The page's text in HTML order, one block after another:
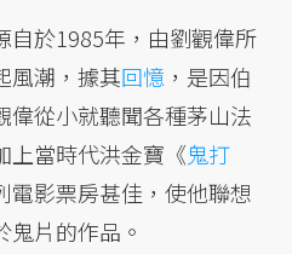
自於1985年，由劉觀偉所
風潮，據其回憶 ，是因伯
偉從小就聽聞各種茅山法
上當時代洪金寶《鬼打
電影票房甚佳，使他聯想
片的作品。